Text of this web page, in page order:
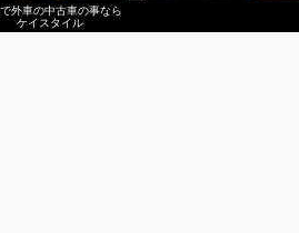
外車の中古車の事なら
ケイスタイル